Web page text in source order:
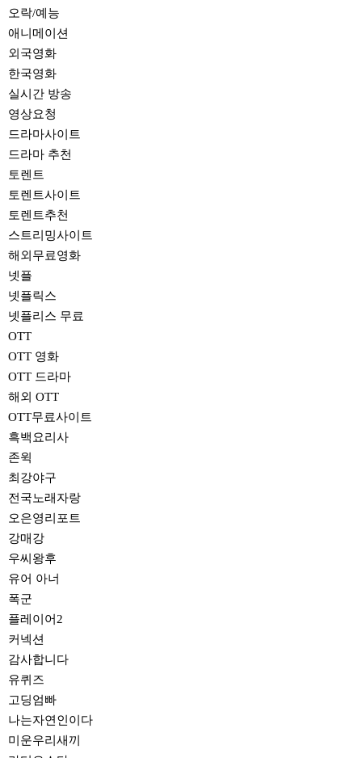
오락/예능
애니메이션
외국영화
한국영화
실시간 방송
영상요청
드라마사이트
드라마 추천
토렌트
토렌트사이트
토렌트추천
스트리밍사이트
해외무료영화
넷플
넷플릭스
넷플리스 무료
OTT
OTT 영화
OTT 드라마
해외 OTT
OTT무료사이트
흑백요리사
존윅
최강야구
전국노래자랑
오은영리포트
강매강
우씨왕후
유어 아너
폭군
플레이어2
커넥션
감사합니다
유퀴즈
고딩엄빠
나는자연인이다
미운우리새끼